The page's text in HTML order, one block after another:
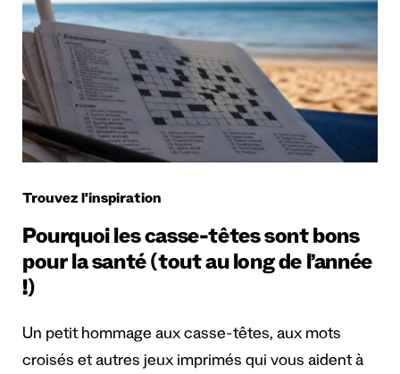
Trouvez l'inspiration
Pourquoi les casse-têtes sont bons
pour la santé (tout au long de l’année
!)
Un petit hommage aux casse-têtes, aux mots
croisés et autres jeux imprimés qui vous aident à